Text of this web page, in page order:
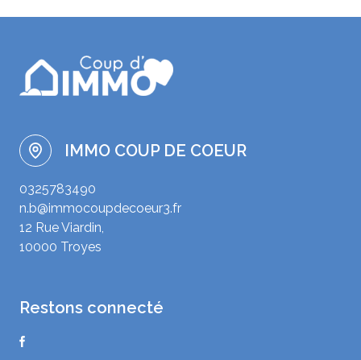
IMMO COUP DE COEUR
0325783490
n.b@immocoupdecoeur3.fr
12 Rue Viardin,
10000 Troyes
restons connecté